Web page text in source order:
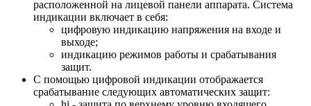
расположенной на лицевой панели аппарата. Система
индикации включает в себя:
цифровую индикацию напряжения на входе и
выходе;
индикацию режимов работы и срабатывания
защит.
С помощью цифровой индикации отображается
срабатывание следующих автоматических защит: